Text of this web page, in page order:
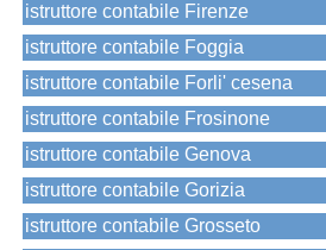
istruttore contabile Firenze
istruttore contabile Foggia
istruttore contabile Forli' cesena
istruttore contabile Frosinone
istruttore contabile Genova
istruttore contabile Gorizia
istruttore contabile Grosseto